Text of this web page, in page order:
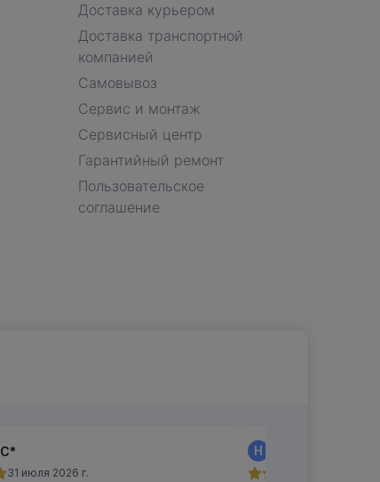
Доставка курьером
Доставка транспортной
компанией
Самовывоз
Сервис и монтаж
Сервисный центр
Гарантийный ремонт
Пользовательское
соглашение